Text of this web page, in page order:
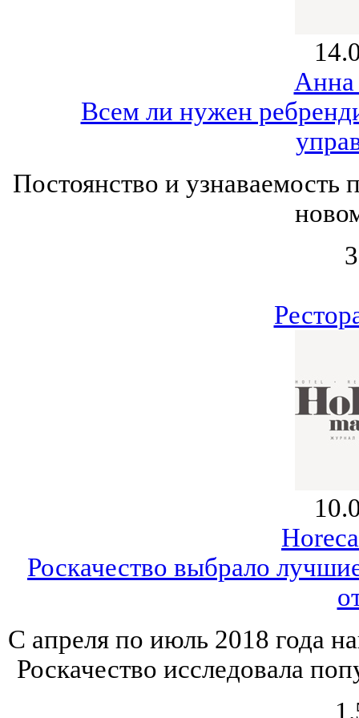
Анна
Всем ли нужен
Постоянство и
Роскачество выбрало
C апреля по июль 2018 года
Роскачество исследовала